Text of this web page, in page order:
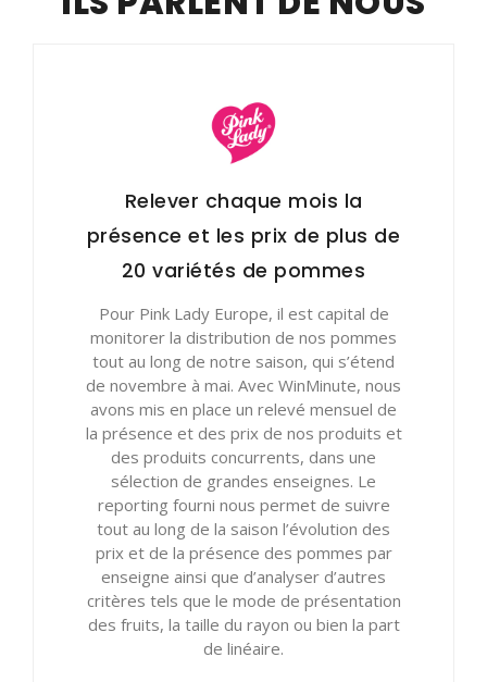
Relever chaque mois la
présence et les prix de plus de
20 variétés de pommes
Pour Pink Lady Europe, il est capital de
monitorer la distribution de nos pommes
tout au long de notre saison, qui s’étend
de novembre à mai. Avec WinMinute, nous
avons mis en place un relevé mensuel de
la présence et des prix de nos produits et
des produits concurrents, dans une
sélection de grandes enseignes. Le
reporting fourni nous permet de suivre
tout au long de la saison l’évolution des
prix et de la présence des pommes par
enseigne ainsi que d’analyser d’autres
critères tels que le mode de présentation
des fruits, la taille du rayon ou bien la part
de linéaire.